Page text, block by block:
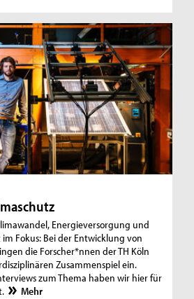
Energieversorgung und
Fokus: Bei der Entwicklung von
die Forscher*nnen der TH Köln
Zusammenspiel ein.
zum Thema haben wir hier für
Mehr